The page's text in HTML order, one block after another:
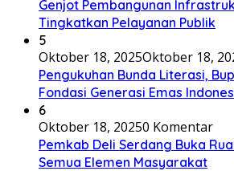
Genjot Pembangunan
Tingkatkan Pelayanan Publik
5
Oktober 18, 2025Oktober 18,
Pengukuhan Bunda Literasi,
Fondasi Generasi Emas
6
Oktober 18, 20250 Komentar
Pemkab Deli Serdang Buka
Semua Elemen Masyarakat